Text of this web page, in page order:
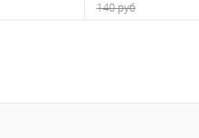
140 руб
Сравнение